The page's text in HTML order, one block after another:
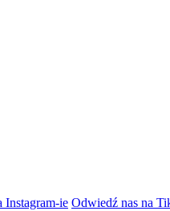
Instagram-ie Odwiedź nas na